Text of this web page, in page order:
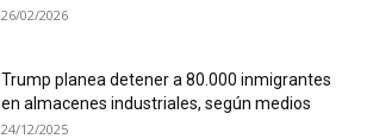
26/02/2026
Trump planea detener a 80.000 inmigrantes
en almacenes industriales, según medios
24/12/2025